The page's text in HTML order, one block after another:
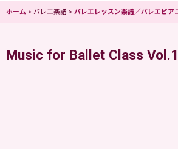
ホーム > バレエ楽譜 > バレエレッスン楽譜／バレエピア
Music for Ballet Class